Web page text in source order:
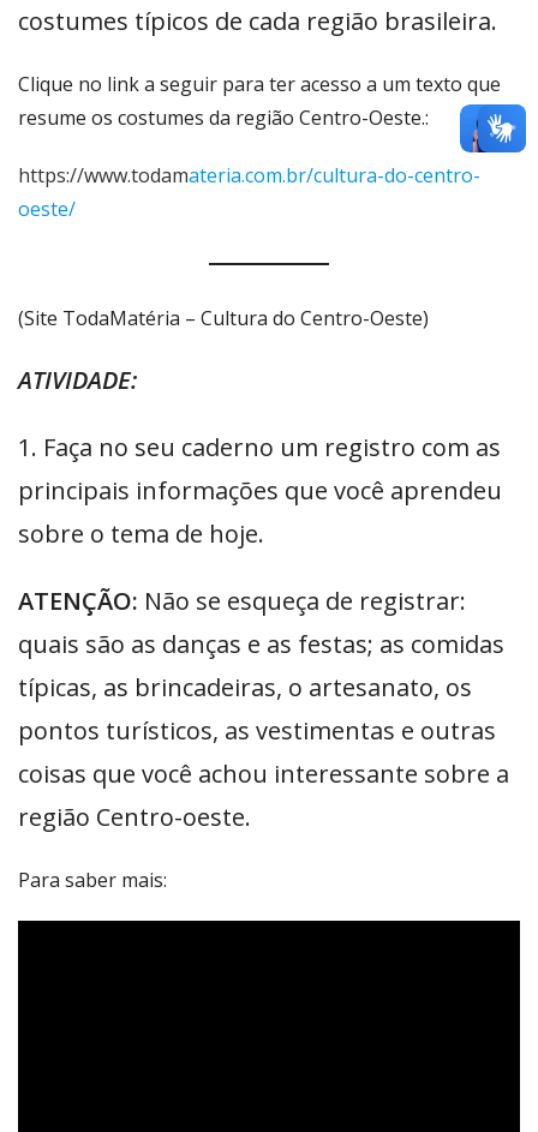
costumes típicos de cada região brasileira.
Clique no link a seguir para ter acesso a um texto que
resume os costumes da região Centro-Oeste.:
https://www.todamateria.com.br/cultura-do-centro-
oeste/
(Site TodaMatéria – Cultura do Centro-Oeste)
ATIVIDADE:
1. Faça no seu caderno um registro com as
principais informações que você aprendeu
sobre o tema de hoje.
ATENÇÃO: Não se esqueça de registrar:
quais são as danças e as festas; as comidas
típicas, as brincadeiras, o artesanato, os
pontos turísticos, as vestimentas e outras
coisas que você achou interessante sobre a
região Centro-oeste.
Para saber mais: